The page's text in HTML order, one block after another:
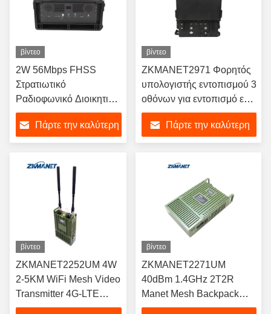
βίντεο
2W 56Mbps FHSS
Στρατιωτικό
Ραδιοφωνικό Διοικητικό
Σταθμό Πληροφορητής
με Τριπλή Εικόνα
Πάρτε την καλύτερη
βίντεο
ZKMANET2971 Φορητός
υπολογιστής εντοπισμού 3
οθόνων για εντοπισμό επί
τόπου με δίκτυο MESH και
υποστήριξη 5G
Πάρτε την καλύτερη
βίντεο
ZKMANET2252UM 4W
2-5KM WiFi Mesh Video
Transmitter 4G-LTE
Τακτικό Ραδιόφωνο
βίντεο
ZKMANET2271UM
40dBm 1.4GHz 2T2R
Manet Mesh Backpack
Ασύρματο ραδιόφωνο